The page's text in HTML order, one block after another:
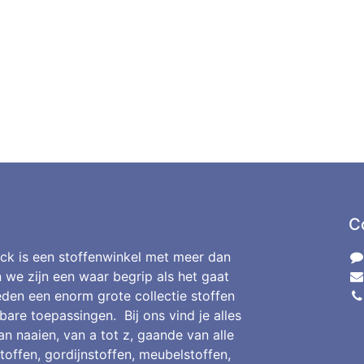
is een stoffenwinkel met meer dan
we zijn een waar begrip als het gaat
een enorm grote collectie stoffen
toepassingen. Bij ons vind je alles
naaien, van a tot z, gaande van alle
gordijnstoffen, meubelstoffen,